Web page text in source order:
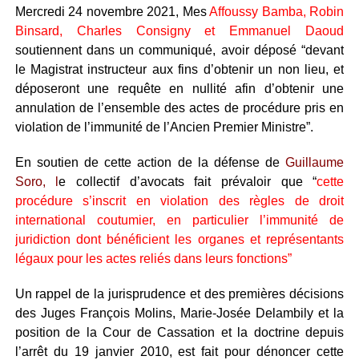
Mercredi 24 novembre 2021, MesAffoussy Bamba, Robin
Binsard, Charles Consigny et Emmanuel Daoud
soutiennent dans un communiqué, avoir déposé “devant
le Magistrat instructeur aux fins d’obtenir un non lieu, et
déposeront une requête en nullité afin d’obtenir une
annulation de l’ensemble des actes de procédure pris en
violation de l’immunité de l’Ancien Premier Ministre”.
En soutien de cette action de la défense deGuillaume
Soro, le collectif d’avocats fait prévaloir que “cette
procédure s’inscrit en violation des règles de droit
international coutumier, en particulier l’immunité de
juridiction dont bénéficient les organes et représentants
légaux pour les actes reliés dans leurs fonctions”
Un rappel de la jurisprudence et des premières décisions
des Juges François Molins, Marie-Josée Delambily et la
position de la Cour de Cassation et la doctrine depuis
l’arrêt du 19 janvier 2010, est fait pour dénoncer cette